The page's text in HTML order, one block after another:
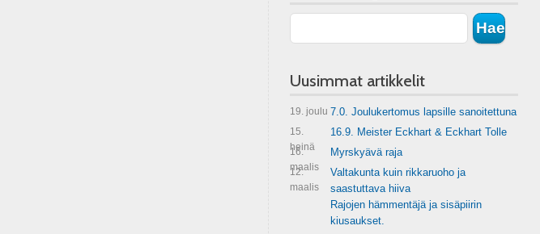
Uusimmat artikkelit
19. joulu 7.0. Joulukertomus lapsille sanoitettuna
15.
heinä
16.9. Meister Eckhart & Eckhart Tolle
16.
maalis
Myrskyävä raja
12.
maalis
Valtakunta kuin rikkaruoho ja
saastuttava hiiva
Rajojen hämmentäjä ja sisäpiirin
kiusaukset.